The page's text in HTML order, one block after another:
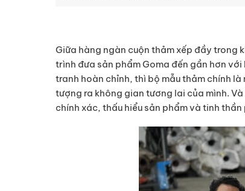
Giữa hàng ngàn cuộn thảm xếp đầy trong
trình đưa sản phẩm Goma đến gần hơn
tranh hoàn chỉnh, thì bộ mẫu thảm chính
tượng ra không gian tương lai của mình.
chính xác, thấu hiểu sản phẩm và tinh